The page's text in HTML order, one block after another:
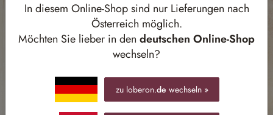
In diesem Online-Shop sind nur Lieferungen nach
Österreich möglich.
Möchten Sie lieber in den deutschen Online-Shop
wechseln?
zu loberon.de wechseln »